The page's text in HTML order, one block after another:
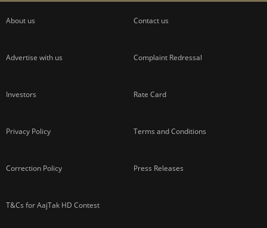
About us Contact us
Advertise with us Complaint Redressal
Investors Rate Card
Privacy Policy Terms and Conditions
Correction Policy Press Releases
T&Cs for AajTak HD Contest